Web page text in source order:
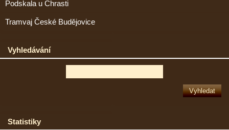
Podskala u Chrasti
Tramvaj České Budějovice
Vyhledávání
Statistiky